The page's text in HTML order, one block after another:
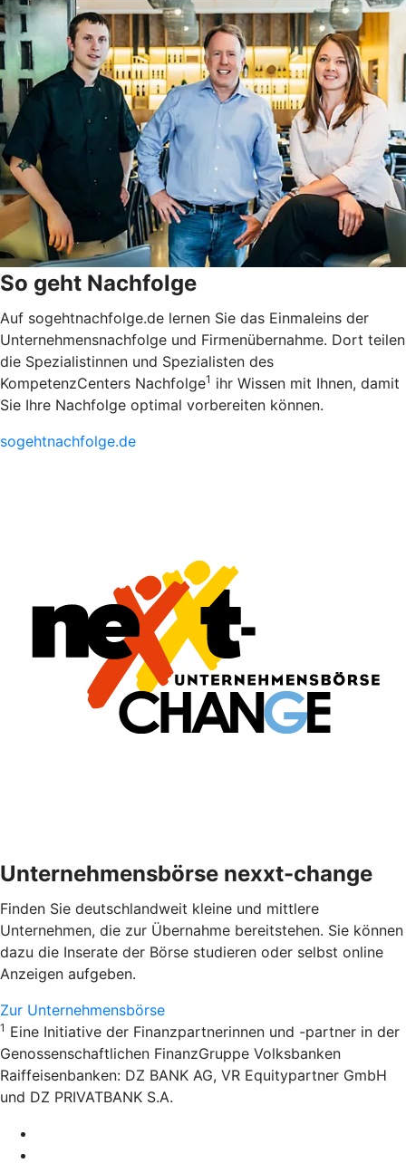
So geht Nachfolge
Auf sogehtnachfolge.de lernen Sie das Einmaleins der
Unternehmensnachfolge und Firmenübernahme. Dort teilen
die Spezialistinnen und Spezialisten des
KompetenzCenters Nachfolge1 ihr Wissen mit Ihnen, damit
Sie Ihre Nachfolge optimal vorbereiten können.
sogehtnachfolge.de
Unternehmensbörse nexxt-change
Finden Sie deutschlandweit kleine und mittlere
Unternehmen, die zur Übernahme bereitstehen. Sie können
dazu die Inserate der Börse studieren oder selbst online
Anzeigen aufgeben.
Zur Unternehmensbörse
1 Eine Initiative der Finanzpartnerinnen und -partner in der
Genossenschaftlichen FinanzGruppe Volksbanken
Raiffeisenbanken: DZ BANK AG, VR Equitypartner GmbH
und DZ PRIVATBANK S.A.